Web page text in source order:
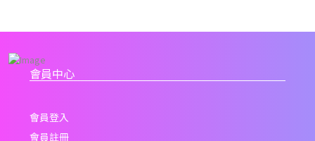
會員中心
會員登入
會員註冊